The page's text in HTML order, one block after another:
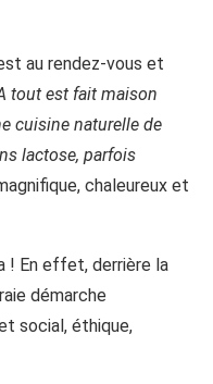
au rendez-vous et
tout est fait maison
cuisine naturelle de
lactose, parfois
chaleureux et
! En effet, derrière la
démarche
social, éthique,